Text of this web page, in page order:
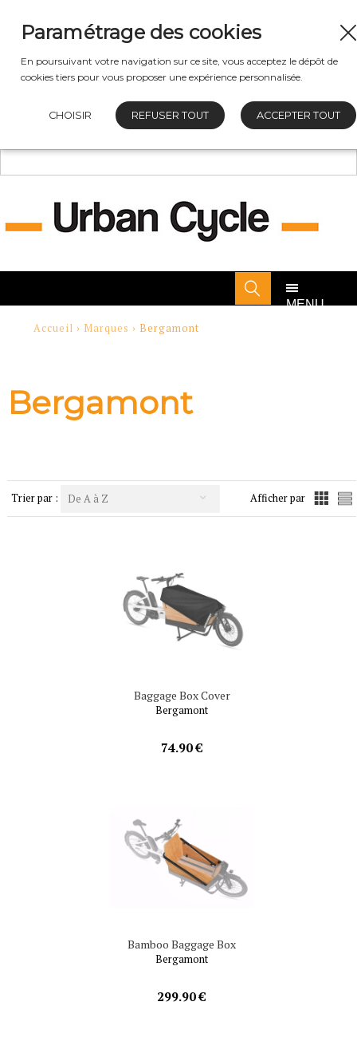
MENU
Accueil › Marques › Bergamont
Bergamont
Afficher par
Trier par : De A à Z
Baggage Box Cover
Bergamont
74.90 €
Bamboo Baggage Box
Bergamont
299.90 €
Paramétrage des cookies
En poursuivant votre navigation sur ce site, vous acceptez le dépôt de
cookies tiers pour vous proposer une expérience personnalisée.
CHOISIR REFUSER TOUT ACCEPTER TOUT